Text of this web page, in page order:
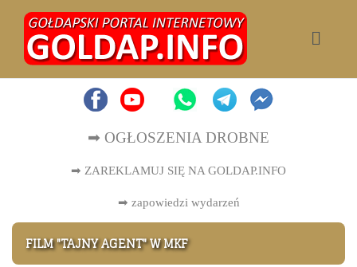
➡ OGŁOSZENIA DROBNE
➡ ZAREKLAMUJ SIĘ NA GOLDAP.INFO
➡ zapowiedzi wydarzeń
FILM "TAJNY AGENT" W MKF